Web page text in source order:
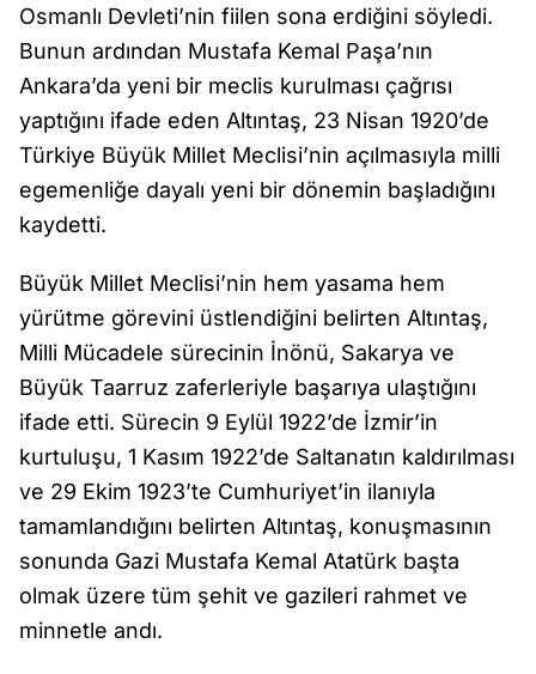
Osmanlı Devleti’nin fiilen sona erdiğini söyledi.
Bunun ardından Mustafa Kemal Paşa’nın
Ankara’da yeni bir meclis kurulması çağrısı
yaptığını ifade eden Altıntaş, 23 Nisan 1920’de
Türkiye Büyük Millet Meclisi’nin açılmasıyla milli
egemenliğe dayalı yeni bir dönemin başladığını
kaydetti.
Büyük Millet Meclisi’nin hem yasama hem
yürütme görevini üstlendiğini belirten Altıntaş,
Milli Mücadele sürecinin İnönü, Sakarya ve
Büyük Taarruz zaferleriyle başarıya ulaştığını
ifade etti. Sürecin 9 Eylül 1922’de İzmir’in
kurtuluşu, 1 Kasım 1922’de Saltanatın kaldırılması
ve 29 Ekim 1923’te Cumhuriyet’in ilanıyla
tamamlandığını belirten Altıntaş, konuşmasının
sonunda Gazi Mustafa Kemal Atatürk başta
olmak üzere tüm şehit ve gazileri rahmet ve
minnetle andı.